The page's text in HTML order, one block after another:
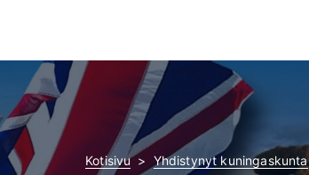
Kotisivu Yhdistynyt kuningaskunta